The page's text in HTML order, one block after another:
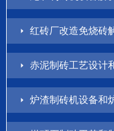
艺
红砖厂改造免烧砖
赤泥制砖工艺设计
备方案
炉渣制砖机设备和